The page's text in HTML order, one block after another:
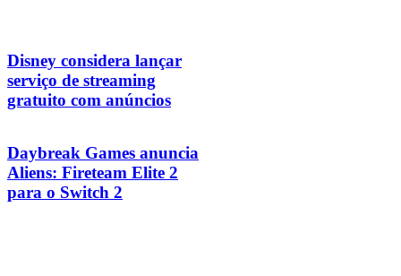
Disney considera lançar
serviço de streaming
gratuito com anúncios
Daybreak Games anuncia
Aliens: Fireteam Elite 2
para o Switch 2